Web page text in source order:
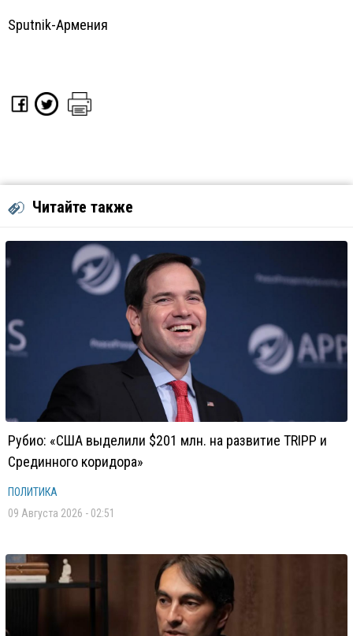
Sputnik-Армения
Читайте также
Рубио: «США выделили $201 млн. на развитие TRIPP и
Срединного коридора»
ПОЛИТИКА
09 Августа 2026 - 02:51